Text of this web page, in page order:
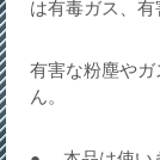
は有毒ガス、有
有害な粉塵や
ん。